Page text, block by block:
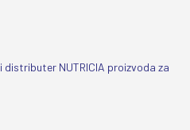
distributer NUTRICIA proizvoda za